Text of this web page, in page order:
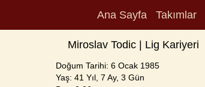
Ana Sayfa Takımlar
Miroslav Todic | Lig Kariyeri
Doğum Tarihi: 6 Ocak 1985
Yaş: 41 Yıl, 7 Ay, 3 Gün